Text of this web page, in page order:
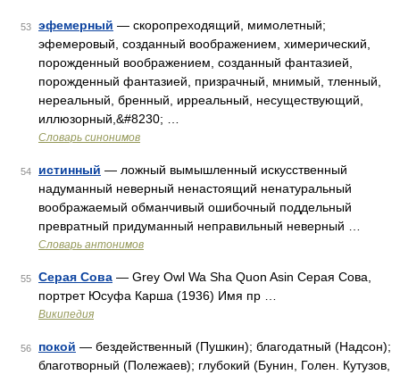
53 эфемерный — скоропреходящий, мимолетный;
эфемеровый, созданный воображением, химерический,
порожденный воображением, созданный фантазией,
порожденный фантазией, призрачный, мнимый, тленный,
нереальный, бренный, ирреальный, несуществующий,
иллюзорный,&#8230; …
Словарь синонимов
54 истинный — ложный вымышленный искусственный
надуманный неверный ненастоящий ненатуральный
воображаемый обманчивый ошибочный поддельный
превратный придуманный неправильный неверный …
Словарь антонимов
55 Серая Сова — Grey Owl Wa Sha Quon Asin Серая Сова,
портрет Юсуфа Карша (1936) Имя пр …
Википедия
56 покой — бездейственный (Пушкин); благодатный (Надсон);
благотворный (Полежаев); глубокий (Бунин, Голен. Кутузов,